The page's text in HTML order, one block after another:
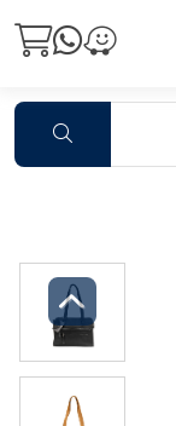
Previous